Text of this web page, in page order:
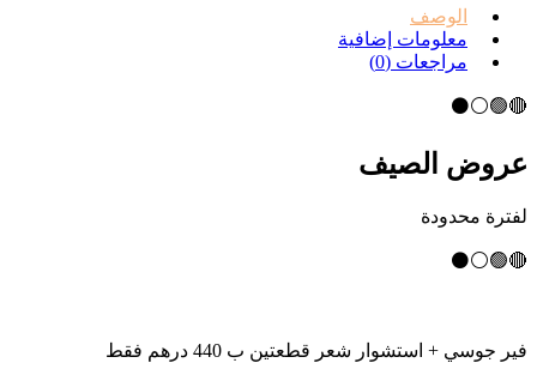
الوصف
معلومات إضافية
مراجعات (0)
🔴🟢⚪⚫
عروض الصيف
لفترة محدودة
🔴🟢⚪⚫
فير جوسي + استشوار شعر قطعتين ب 440 درهم فقط